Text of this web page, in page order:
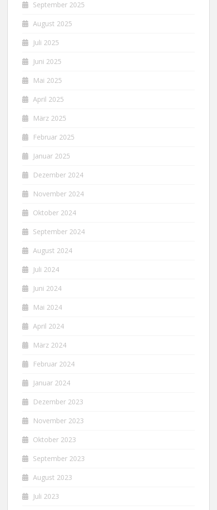
September 2025
August 2025
Juli 2025
Juni 2025
Mai 2025
April 2025
März 2025
Februar 2025
Januar 2025
Dezember 2024
November 2024
Oktober 2024
September 2024
August 2024
Juli 2024
Juni 2024
Mai 2024
April 2024
März 2024
Februar 2024
Januar 2024
Dezember 2023
November 2023
Oktober 2023
September 2023
August 2023
Juli 2023